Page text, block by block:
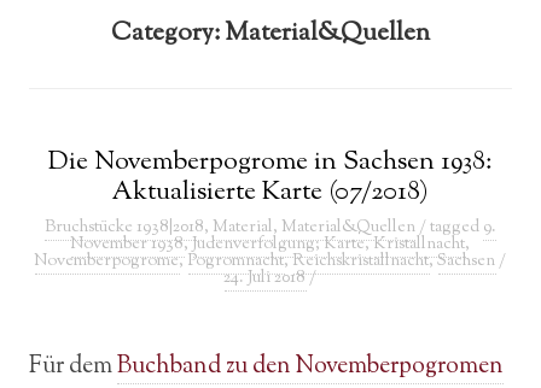
Category:Material&Quellen
Die Novemberpogrome in Sachsen 1938:
Aktualisierte Karte (07/2018)
Bruchstücke 1938|2018, Material, Material&Quellen/ tagged 9.
November 1938,Judenverfolgung; Karte,Kristallnacht,
Novemberpogrome,Pogromnacht,Reichskristallnacht,Sachsen/
24. Juli 2018/
Für demBuchband zu den Novemberpogromen